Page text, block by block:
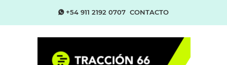
+54 911 2192 0707 CONTACTO